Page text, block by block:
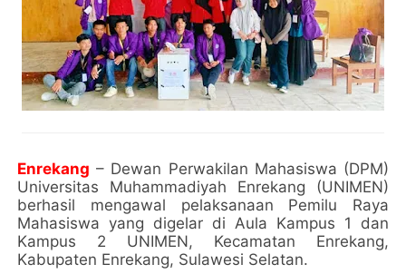
Enrekang – Dewan Perwakilan Mahasiswa (DPM)
Universitas Muhammadiyah Enrekang (UNIMEN)
berhasil mengawal pelaksanaan Pemilu Raya
Mahasiswa yang digelar di Aula Kampus 1 dan
Kampus 2 UNIMEN, Kecamatan Enrekang,
Kabupaten Enrekang, Sulawesi Selatan.